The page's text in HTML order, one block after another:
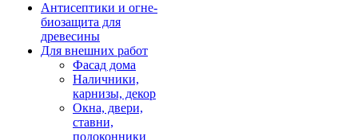
Антисептики и огне-
биозащита для
древесины
Для внешних работ
Фасад дома
Наличники,
карнизы, декор
Окна, двери,
ставни,
подоконники